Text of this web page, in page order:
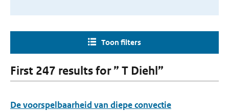
Toon filters
First 247 results for ” T Diehl”
De voorspelbaarheid van diepe convectie